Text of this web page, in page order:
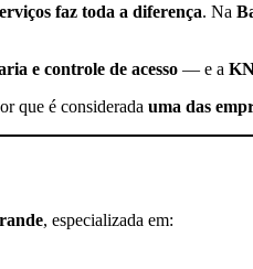
faz toda a diferença. Na
e controle de acesso — e a
que é considerada uma das
, especializada em: